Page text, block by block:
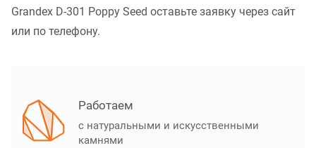
Grandex D-301 Poppy Seed оставьте заявку через сайт
или по телефону.
Работаем
с натуральными и искусственными
камнями